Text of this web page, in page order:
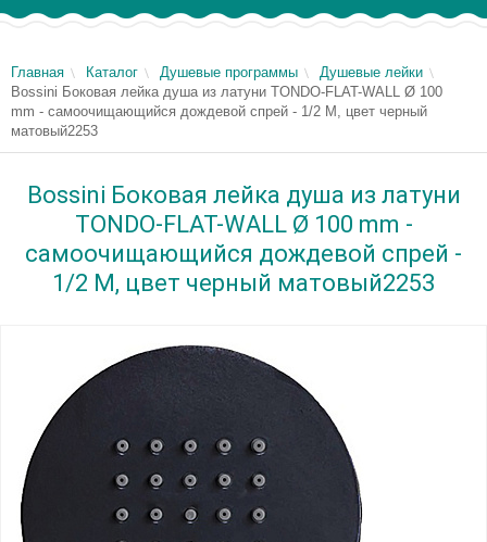
Главная Каталог Душевые программы
Душевые лейки
Bossini Боковая лейка душа из латуни TONDO-FLAT-WALL Ø 100
mm - самоочищающийся дождевой спрей - 1/2 M, цвет черный
матовый2253
Bossini Боковая лейка душа из латуни
TONDO-FLAT-WALL Ø 100 mm -
самоочищающийся дождевой спрей -
1/2 M, цвет черный матовый2253